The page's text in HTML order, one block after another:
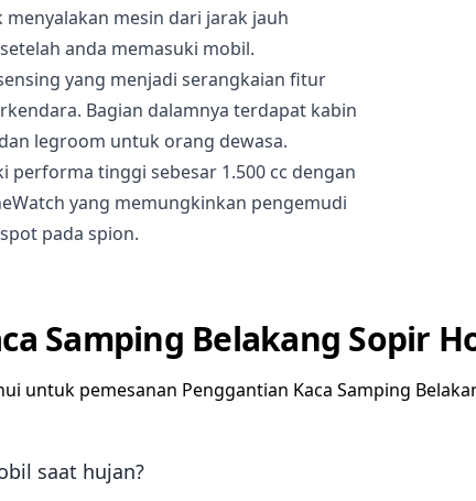
mesin dari jarak jauh
anda memasuki mobil.
yang menjadi serangkaian fitur
Bagian dalamnya terdapat kabin
legroom untuk orang dewasa.
performa tinggi sebesar 1.500 cc dengan
yang memungkinkan pengemudi
pada spion.
Samping Belakang Sopir
untuk pemesanan Penggantian Kaca Samping
saat hujan?